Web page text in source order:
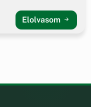
Elolvasom